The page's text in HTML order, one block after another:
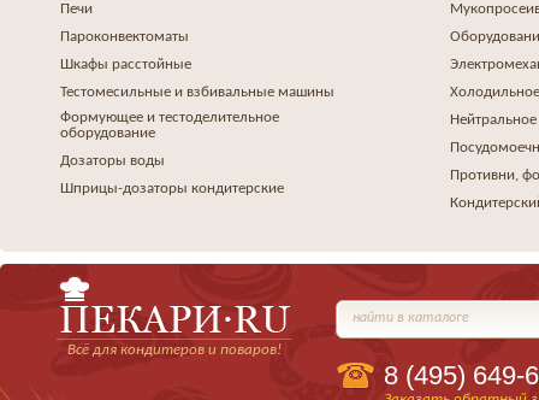
Печи
Пароконвектоматы
Шкафы расстойные
Тестомесильные и взбивальные машины
Формующее и тестоделительное
оборудование
Дозаторы воды
Шприцы-дозаторы кондитерские
Противни,
Всё для кондитеров и поваров!
найти в каталоге
8 (495) 649-